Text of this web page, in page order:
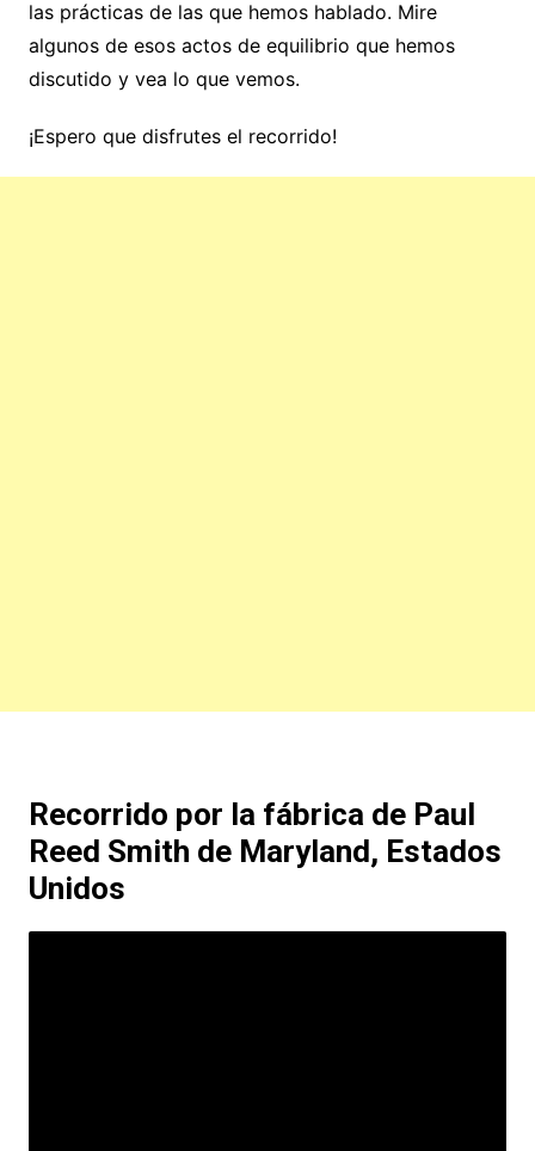
las prácticas de las que hemos hablado. Mire
algunos de esos actos de equilibrio que hemos
discutido y vea lo que vemos.
¡Espero que disfrutes el recorrido!
Recorrido por la fábrica de Paul
Reed Smith de Maryland, Estados
Unidos